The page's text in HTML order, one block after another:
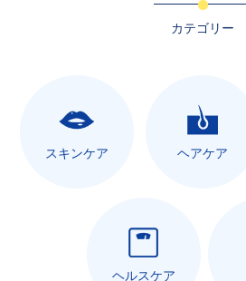
カテゴリー
スキンケア ヘアケア
ヘルスケア